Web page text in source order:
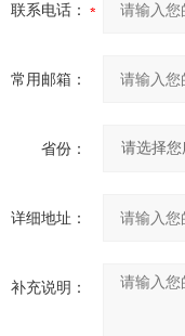
联系电话：
常用邮箱：
省份：
详细地址：
补充说明：